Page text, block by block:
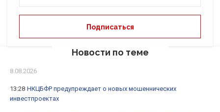
Новости по теме
8.08.2026
13:28 НКЦБФР предупреждает о новых мошеннических
инвестпроектах